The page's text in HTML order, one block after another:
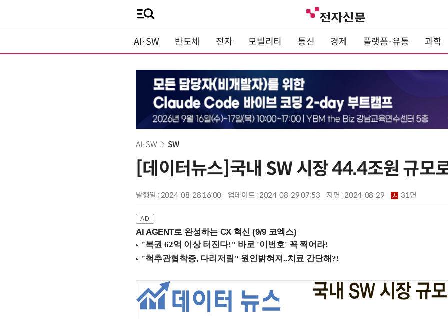
AI·SW 반도체 전자 모빌리티 통신 경제 플랫폼·유통 과학
AI·SW SW
[데이터뉴스]국내 SW 시장 44.4조원 규모
발행일 : 2024-08-28 16:00 업데이트 : 2024-08-29 07:53 지면 :2024-08-29 31면
AI AGENT로 완성하는 CX 혁신 (9/9 코엑스)